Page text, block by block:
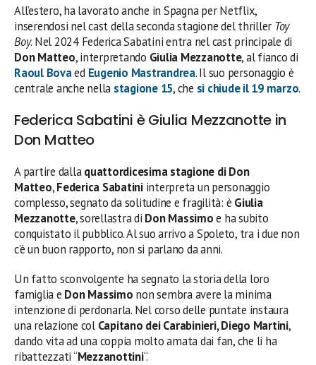
All’estero, ha lavorato anche in Spagna per Netflix,
inserendosi nel cast della seconda stagione del thriller Toy
Boy. Nel 2024 Federica Sabatini entra nel cast principale di
Don Matteo, interpretando Giulia Mezzanotte, al fianco di
Raoul Bovaed Eugenio Mastrandrea. Il suo personaggio è
centrale anche nella stagione 15, che si chiude il 19 marzo.
Federica Sabatini è Giulia Mezzanotte in
Don Matteo
A partire dallaquattordicesima stagione di Don
Matteo,Federica Sabatini interpreta un personaggio
complesso, segnato da solitudine e fragilità: è Giulia
Mezzanotte, sorellastra di Don Massimoe ha subito
conquistato il pubblico. Al suo arrivo a Spoleto, tra i due non
c’è un buon rapporto, non si parlano da anni.
Un fatto sconvolgente ha segnato la storia della loro
famiglia e Don Massimo non sembra avere la minima
intenzione di perdonarla. Nel corso delle puntate instaura
una relazione col Capitano dei Carabinieri, Diego Martini,
dando vita ad una coppia molto amata dai fan, che li ha
ribattezzati “Mezzanottini“.